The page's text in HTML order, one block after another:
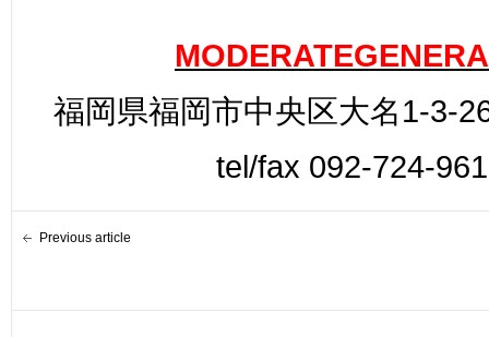
福岡県福岡市中央区大名1-3-
tel/fax 092-724-
Previous article